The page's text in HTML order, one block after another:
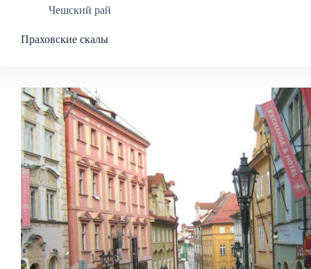
Чешский рай
Праховские скалы